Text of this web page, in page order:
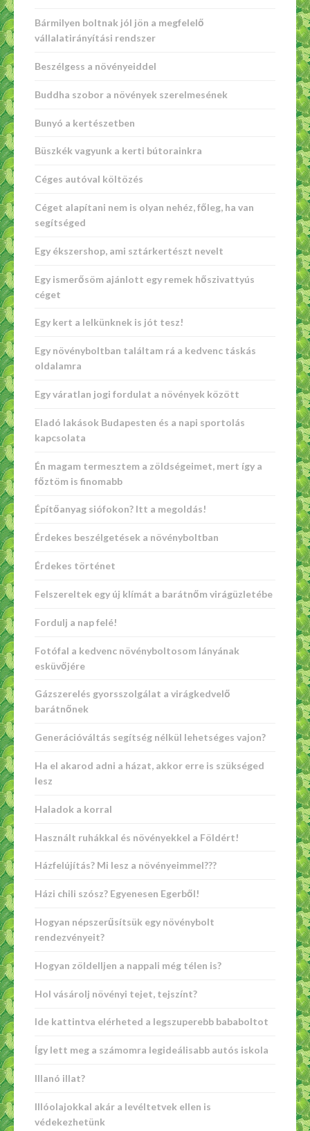
Bármilyen boltnak jól jön a megfelelő
vállalatirányítási rendszer
Beszélgess a növényeiddel
Buddha szobor a növények szerelmesének
Bunyó a kertészetben
Büszkék vagyunk a kerti bútorainkra
Céges autóval költözés
Céget alapítani nem is olyan nehéz, főleg, ha van
segítséged
Egy ékszershop, ami sztárkertészt nevelt
Egy ismerősöm ajánlott egy remek hőszivattyús
céget
Egy kert a lelkünknek is jót tesz!
Egy növényboltban találtam rá a kedvenc táskás
oldalamra
Egy váratlan jogi fordulat a növények között
Eladó lakások Budapesten és a napi sportolás
kapcsolata
Én magam termesztem a zöldségeimet, mert így a
főztöm is finomabb
Építőanyag siófokon? Itt a megoldás!
Érdekes beszélgetések a növényboltban
Érdekes történet
Felszereltek egy új klímát a barátnőm virágüzletébe
Fordulj a nap felé!
Fotófal a kedvenc növényboltosom lányának
esküvőjére
Gázszerelés gyorsszolgálat a virágkedvelő
barátnőnek
Generációváltás segítség nélkül lehetséges vajon?
Ha el akarod adni a házat, akkor erre is szükséged
lesz
Haladok a korral
Használt ruhákkal és növényekkel a Földért!
Házfelújítás? Mi lesz a növényeimmel???
Házi chili szósz? Egyenesen Egerből!
Hogyan népszerűsítsük egy növénybolt
rendezvényeit?
Hogyan zöldelljen a nappali még télen is?
Hol vásárolj növényi tejet, tejszínt?
Ide kattintva elérheted a legszuperebb bababoltot
Így lett meg a számomra legideálisabb autós iskola
Illanó illat?
Illóolajokkal akár a levéltetvek ellen is
védekezhetünk